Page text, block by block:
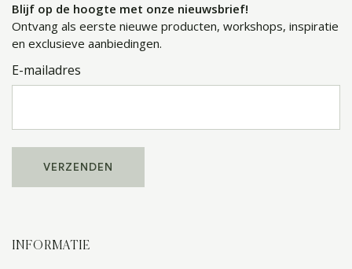
Blijf op de hoogte met onze nieuwsbrief!
Ontvang als eerste nieuwe producten, workshops, inspiratie
en exclusieve aanbiedingen.
E-mailadres
INFORMATIE